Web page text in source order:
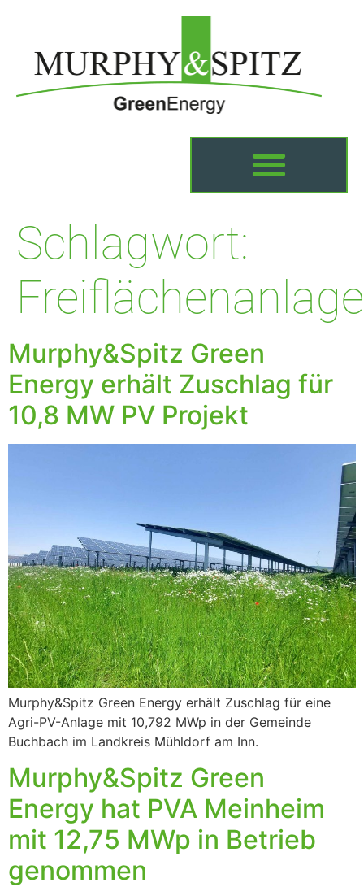
Schlagwort:
Freiflächenanlage
Murphy&Spitz Green
Energy erhält Zuschlag für
10,8 MW PV Projekt
Murphy&Spitz Green Energy erhält Zuschlag für eine
Agri-PV-Anlage mit 10,792 MWp in der Gemeinde
Buchbach im Landkreis Mühldorf am Inn.
Murphy&Spitz Green
Energy hat PVA Meinheim
mit 12,75 MWp in Betrieb
genommen